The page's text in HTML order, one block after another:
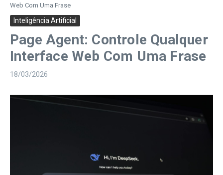
Web Com Uma Frase
Inteligência Artificial
Page Agent: Controle Qualquer
Interface Web Com Uma Frase
18/03/2026